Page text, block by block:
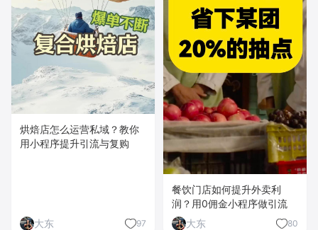
烘焙店怎么运营私域？教你
用小程序提升引流与复购
大东 97
餐饮门店如何提升外卖利
润？用0佣金小程序做引流
大东
80